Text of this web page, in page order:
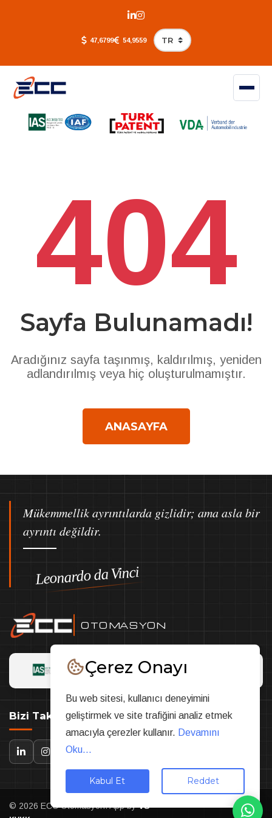
47,6799 54,9559
404
Sayfa Bulunamadı!
Aradığınız sayfa taşınmış, kaldırılmış, yeniden
adlandırılmış veya hiç oluşturulmamıştır.
ANASAYFA
Mükemmellik ayrıntılarda gizlidir; ama asla bir
ayrıntı değildir.
Leonardo da Vinci
OTOMASYON
Bizi Takip Edin
© 2026 ECC Otomasyon. App byVS
Çerez Onayı
Bu web sitesi, kullanıcı deneyimini
geliştirmek ve site trafiğini analiz etmek
amacıyla çerezler kullanır. Devamını
Oku...
Kabul Et Reddet